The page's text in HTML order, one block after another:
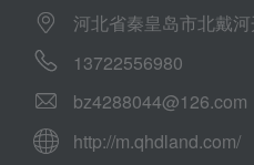
河北省秦皇岛市北戴
13722556980
bz4288044@126.com
http://m.qhdland.com/